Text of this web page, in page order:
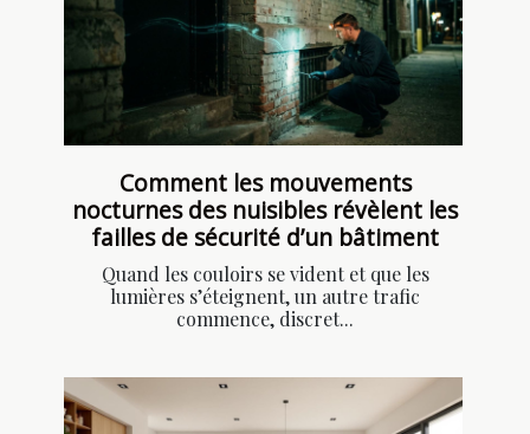
Comment les mouvements
nocturnes des nuisibles révèlent les
failles de sécurité d’un bâtiment
Quand les couloirs se vident et que les
lumières s’éteignent, un autre trafic
commence, discret...